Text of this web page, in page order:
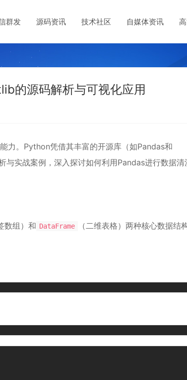
群发 源码资讯 技术社区 自媒体资讯
的源码解析与可视化应用
力。Python凭借其丰富的开源库（如Pandas和
实战案例，深入探讨如何利用Pandas进行数据清
数组）和 DataFrame
（二维表格）两种核心数据结